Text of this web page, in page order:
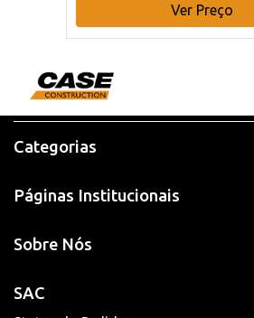
Ver Preço
Categorias
Páginas Institucionais
Sobre Nós
SAC